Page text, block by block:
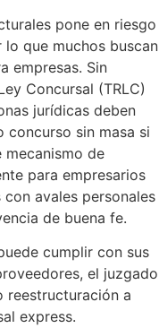
pone en riesgo
que muchos buscan
empresas. Sin
Concursal (TRLC)
jurídicas deben
concurso sin masa si
de
para empresarios
avales personales
de buena fe.
cumplir con sus
el juzgado
reestructuración a
express.